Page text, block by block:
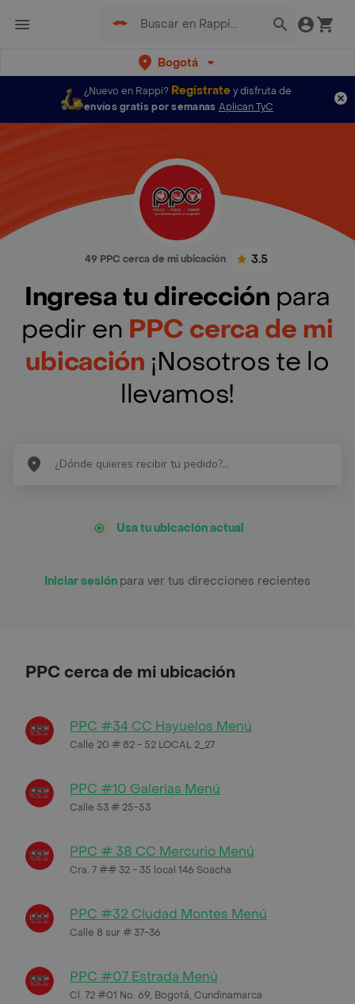
Bogotá
¿Nuevo en Rappi? Regístratey disfruta de
envíos gratis por semanas Aplican TyC
49 PPC cerca de mi ubicación 3.5
Ingresa tu dirección para
pedir en PPC cerca de mi
ubicación ¡Nosotros te lo
llevamos!
Usa tu ubicación actual
Iniciar sesión para ver tus direcciones recientes
PPC cerca de mi ubicación
PPC #34 CC Hayuelos Menú
Calle 20 # 82 - 52 LOCAL 2_27
PPC #10 Galerias Menú
Calle 53 # 25-53
PPC # 38 CC Mercurio Menú
Cra. 7 ## 32 - 35 local 146 Soacha
PPC #32 Ciudad Montes Menú
Calle 8 sur # 37-36
PPC #07 Estrada Menú
Cl. 72 #01 No. 69, Bogotá, Cundinamarca